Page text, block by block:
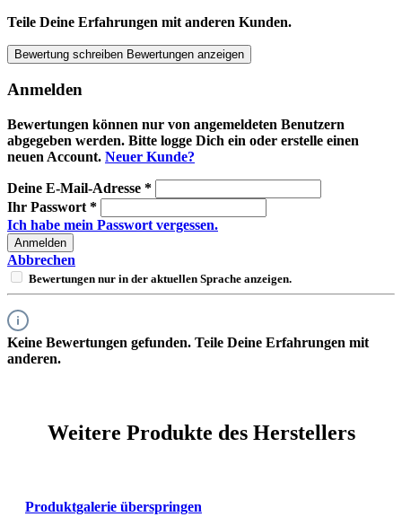
Teile Deine Erfahrungen mit anderen Kunden.
Bewertung schreiben Bewertungen anzeigen
Anmelden
Bewertungen können nur von angemeldeten Benutzern
abgegeben werden. Bitte logge Dich ein oder erstelle einen
neuen Account. Neuer Kunde?
Deine E-Mail-Adresse *
Ihr Passwort *
Ich habe mein Passwort vergessen.
Anmelden
Abbrechen
Bewertungen nur in der aktuellen Sprache anzeigen.
Keine Bewertungen gefunden. Teile Deine Erfahrungen mit
anderen.
Weitere Produkte des Herstellers
Produktgalerie überspringen